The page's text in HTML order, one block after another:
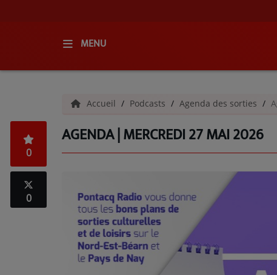
MENU
QUI SOMMES-NOUS ?
GRILLE DES PROGRAMMES
C'ÉTAIT QUOI CE TITRE ?
Accueil Podcasts Agenda des sorties
AGENDA | MERCREDI 27 MAI 2026
0
0